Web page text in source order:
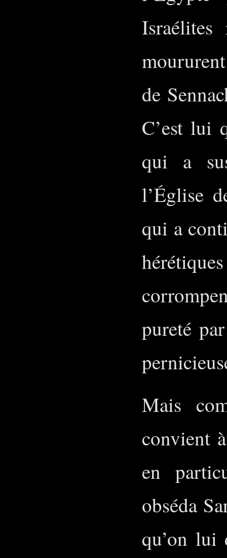
de
C’est lui
qui a
l’Église
qui a
pureté
Mais
convient
en
obséda
qu’on lui